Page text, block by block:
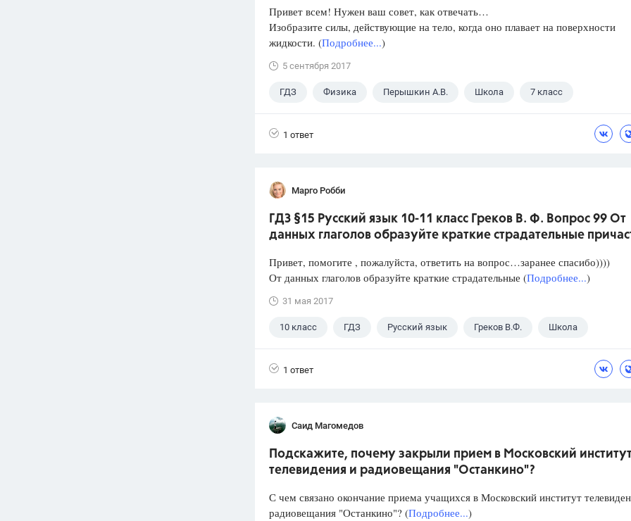
Привет всем! Нужен ваш совет, как отвечать…
Изобразите силы, действующие на тело, когда оно плавает на поверхности
жидкости. (Подробнее...)
5 сентября 2017
ГДЗ Физика Перышкин А.В. Школа 7 класс
1 ответ
Марго Робби
ГДЗ §15 Русский язык 10-11 класс Греков В. Ф. Вопрос 99 От
данных глаголов образуйте краткие страдательные
Привет, помогите , пожалуйста, ответить на вопрос…заранее спасибо))))
От данных глаголов образуйте краткие страдательные (Подробнее...)
31 мая 2017
10 класс ГДЗ Русский язык Греков В.Ф. Школа
1 ответ
Саид Магомедов
Подскажите, почему закрыли прием в Московский
телевидения и радиовещания "Останкино"?
С чем связано окончание приема учащихся в Московский институт
радиовещания "Останкино"? (Подробнее...)